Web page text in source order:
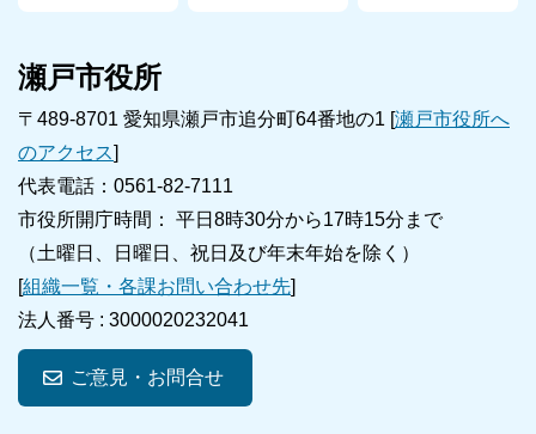
瀬戸市役所
〒489-8701 愛知県瀬戸市追分町64番地の1 [瀬戸市役所へ
のアクセス]
代表電話：0561-82-7111
市役所開庁時間： 平日8時30分から17時15分まで
（土曜日、日曜日、祝日及び年末年始を除く）
[組織一覧・各課お問い合わせ先]
法人番号 : 3000020232041
ご意見・お問合せ